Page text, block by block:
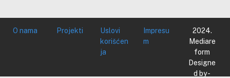
O nama Projekti
Uslovi
korišćen
ja
Impresu
m
2024.
Mediare
form
Designe
d by -